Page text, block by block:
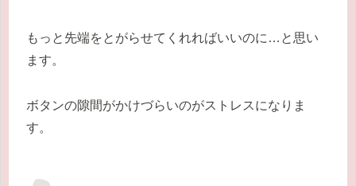
もっと先端をとがらせてくれればいいのに…と思い
ます。
ボタンの隙間がかけづらいのがストレスになりま
す。